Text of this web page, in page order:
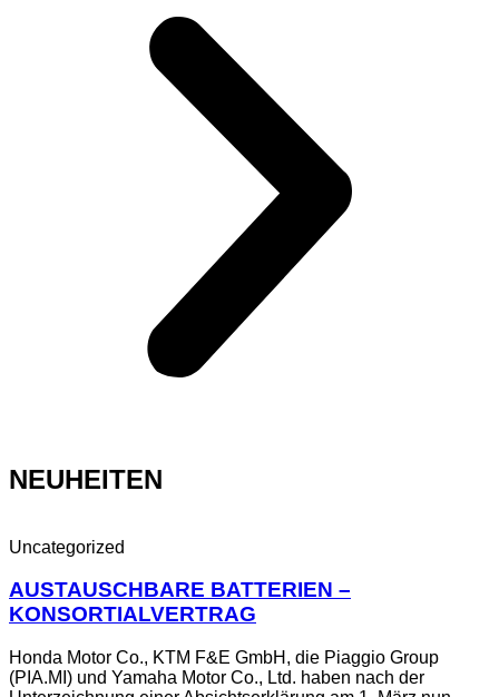
NEUHEITEN
Uncategorized
AUSTAUSCHBARE BATTERIEN –
KONSORTIALVERTRAG
Honda Motor Co., KTM F&E GmbH, die Piaggio Group
(PIA.MI) und Yamaha Motor Co., Ltd. haben nach der